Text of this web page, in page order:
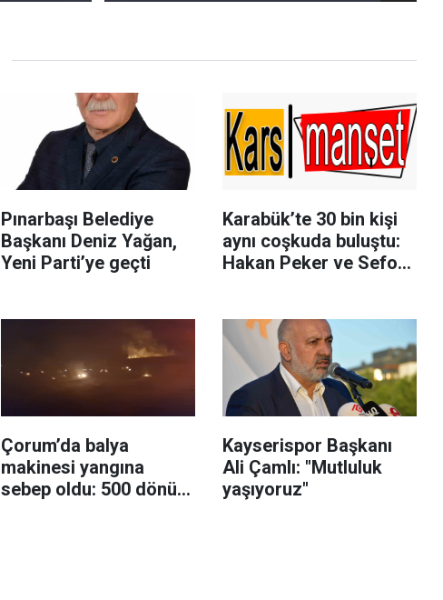
Pınarbaşı Belediye
Başkanı Deniz Yağan,
Yeni Parti’ye geçti
Karabük’te 30 bin kişi
aynı coşkuda buluştu:
Hakan Peker ve Sefo
Çorum’da balya
makinesi yangına
sebep oldu: 500 dönüm
Kayserispor Başkanı
Ali Çamlı: "Mutluluk
yaşıyoruz"